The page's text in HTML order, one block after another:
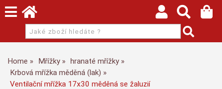
Home Mřížky
hranaté mřížky
Krbová mřížka měděná (lak)
Ventilační mřížka 17x30 měděná se žaluzií